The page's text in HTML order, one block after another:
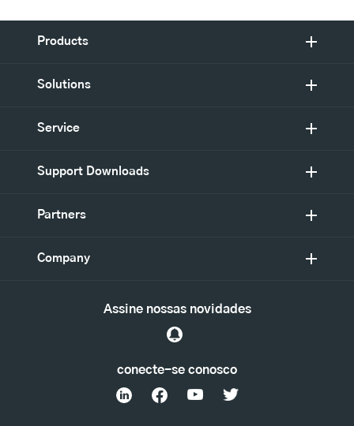
Products
Solutions
Service
Support Downloads
Partners
Company
conecte-se conosco
Assine nossas novidades